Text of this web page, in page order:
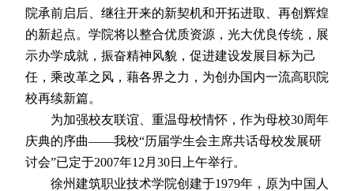
院承前启后、继往开来的新契机和开拓进取、再创辉煌
的新起点。学院将以整合优质资源，光大优良传统，展
示办学成就，振奋精神风貌，促进建设发展目标为己
任，乘改革之风，藉各界之力，为创办国内一流高职院
校再续新篇。
为加强校友联谊、重温母校情怀，作为母校30周年
庆典的序曲——我校“历届学生会主席共话母校发展研
讨会”已定于2007年12 月 30日上午举行。
徐州建筑职业技术学院创建于1979年，原为中国人